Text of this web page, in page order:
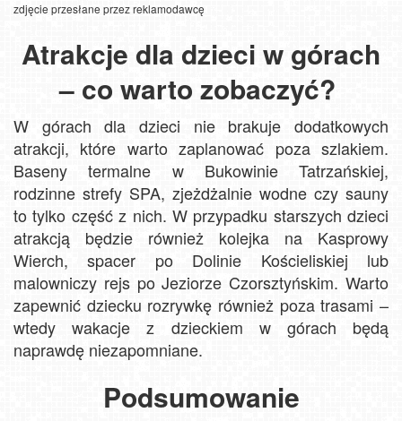
zdjęcie przesłane przez reklamodawcę
Atrakcje dla dzieci w górach
– co warto zobaczyć?
W górach dla dzieci nie brakuje dodatkowych
atrakcji, które warto zaplanować poza szlakiem.
Baseny termalne w Bukowinie Tatrzańskiej,
rodzinne strefy SPA, zjeżdżalnie wodne czy sauny
to tylko część z nich. W przypadku starszych dzieci
atrakcją będzie również kolejka na Kasprowy
Wierch, spacer po Dolinie Kościeliskiej lub
malowniczy rejs po Jeziorze Czorsztyńskim. Warto
zapewnić dziecku rozrywkę również poza trasami –
wtedy wakacje z dzieckiem w górach będą
naprawdę niezapomniane.
Podsumowanie